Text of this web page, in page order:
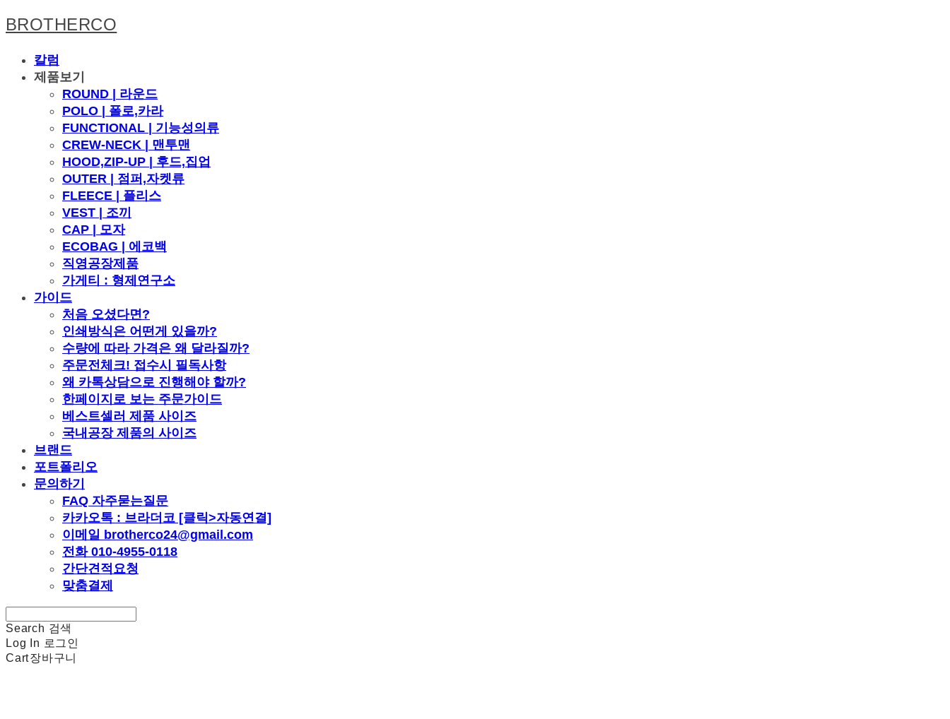
BROTHERCO
칼럼
제품보기
ROUND | 라운드
POLO | 폴로,카라
FUNCTIONAL | 기능성의류
CREW-NECK | 맨투맨
HOOD,ZIP-UP | 후드,집업
OUTER | 점퍼,자켓류
FLEECE | 플리스
VEST | 조끼
CAP | 모자
ECOBAG | 에코백
직영공장제품
가게티 : 형제연구소
가이드
처음 오셨다면?
인쇄방식은 어떤게 있을까?
수량에 따라 가격은 왜 달라질까?
주문전체크! 접수시 필독사항
왜 카톡상담으로 진행해야 할까?
한페이지로 보는 주문가이드
베스트셀러 제품 사이즈
국내공장 제품의 사이즈
브랜드
포트폴리오
문의하기
FAQ 자주묻는질문
카카오톡 : 브라더코 [클릭>자동연결]
이메일 brotherco24@gmail.com
전화 010-4955-0118
간단견적요청
맞춤결제
Search 검색
Log In 로그인
Cart장바구니